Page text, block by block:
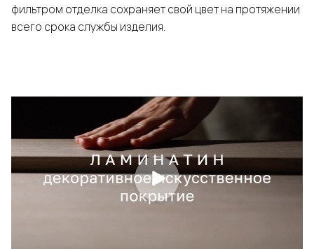
фильтром отделка сохраняет свой цвет на протяжении
всего срока службы изделия.